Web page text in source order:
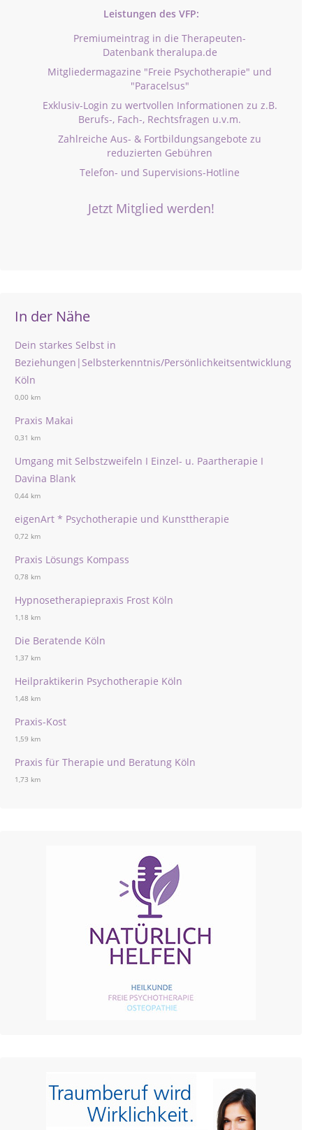
Leistungen des VFP:
Premiumeintrag in die Therapeuten-
Datenbank theralupa.de
Mitgliedermagazine "Freie Psychotherapie" und
"Paracelsus"
Exklusiv-Login zu wertvollen Informationen zu z.B.
Berufs-, Fach-, Rechtsfragen u.v.m.
Zahlreiche Aus- & Fortbildungsangebote zu
reduzierten Gebühren
Telefon- und Supervisions-Hotline
Jetzt Mitglied werden!
In der Nähe
Dein starkes Selbst in
Beziehungen|Selbsterkenntnis/Persönlichkeitsentwicklung
Köln
0,00 km
Praxis Makai
0,31 km
Umgang mit Selbstzweifeln I Einzel- u. Paartherapie I
Davina Blank
0,44 km
eigenArt * Psychotherapie und Kunsttherapie
0,72 km
Praxis Lösungs Kompass
0,78 km
Hypnosetherapiepraxis Frost Köln
1,18 km
Die Beratende Köln
1,37 km
Heilpraktikerin Psychotherapie Köln
1,48 km
Praxis-Kost
1,59 km
Praxis für Therapie und Beratung Köln
1,73 km